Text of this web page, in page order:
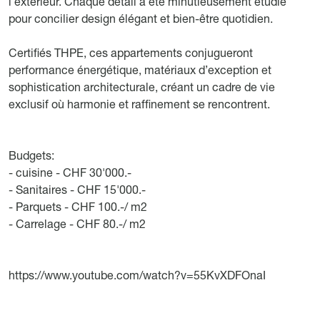
pour concilier design élégant et bien-être quotidien.
Certifiés THPE, ces appartements conjugueront
performance énergétique, matériaux d’exception et
sophistication architecturale, créant un cadre de vie
exclusif où harmonie et raffinement se rencontrent.
Budgets:
- cuisine - CHF 30'000.-
- Sanitaires - CHF 15'000.-
- Parquets - CHF 100.-/ m2
- Carrelage - CHF 80.-/ m2
https://www.youtube.com/watch?v=55KvXDFOnaI